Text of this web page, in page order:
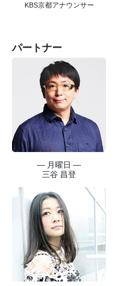
KBS京都アナウンサー
パートナー
― 月曜日 ―
三谷 昌登